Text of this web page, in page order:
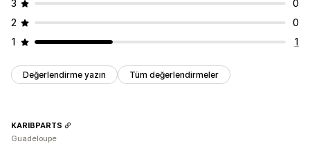
Raporlama ve dosyalama
Dışa veri aktarma
3
0
2
0
1
1
Değerlendirme yazın Tüm değerlendirmeler
KARIBPARTS
Guadeloupe